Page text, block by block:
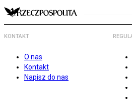
KONTAKT
O nas
Kontakt
Napisz do nas